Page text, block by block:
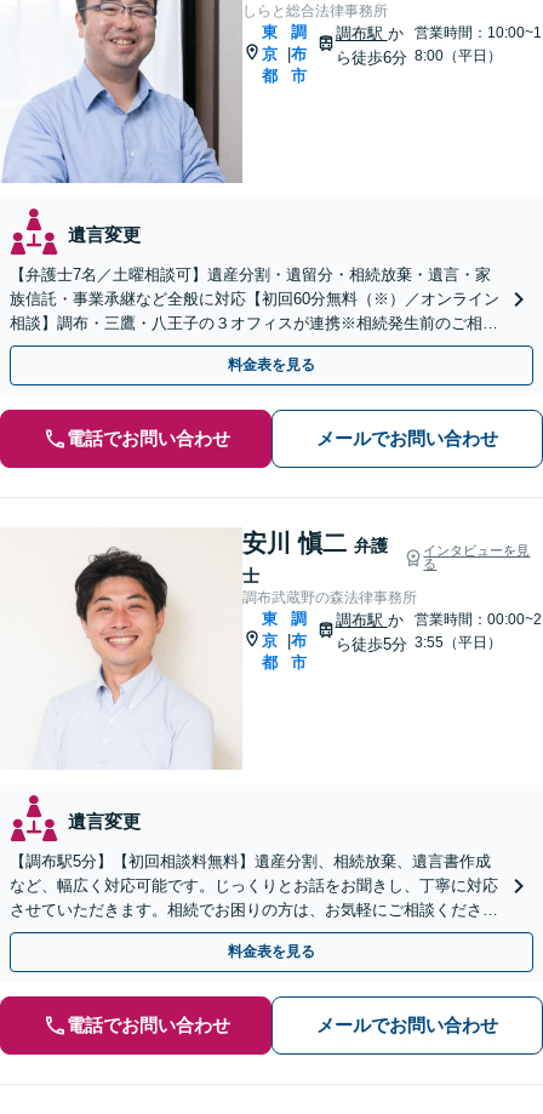
しらと総合法律事務所
東
京
都
調
布
市
調布駅 か
ら徒歩6分
営業時間：10:00~1
8:00（平日）
遺言変更
【弁護士7名／土曜相談可】遺産分割・遺留分・相続放棄・遺言・家
族信託・事業承継など全般に対応【初回60分無料（※）／オンライン
相談】調布・三鷹・八王子の３オフィスが連携※相続発生前のご相談
など有料相談になるものもございます
料金表を見る
電話でお問い合わせ メールでお問い合わせ
安川 愼二 弁護
士
インタビューを見
る
調布武蔵野の森法律事務所
東
京
都
調
布
市
調布駅 か
ら徒歩5分
営業時間：00:00~2
3:55（平日）
遺言変更
【調布駅5分】【初回相談料無料】遺産分割、相続放棄、遺言書作成
など、幅広く対応可能です。じっくりとお話をお聞きし、丁寧に対応
させていただきます。相続でお困りの方は、お気軽にご相談くださ
い。【電話相談可】
料金表を見る
電話でお問い合わせ メールでお問い合わせ